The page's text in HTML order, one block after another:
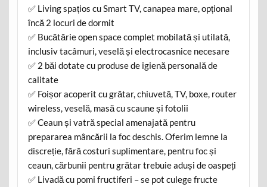
✅ Living spațios cu Smart TV, canapea mare, opțional
încă 2 locuri de dormit
✅ Bucătărie open space complet mobilată și utilată,
inclusiv tacâmuri, veselă și electrocasnice necesare
✅ 2 băi dotate cu produse de igienă personală de
calitate
✅ Foișor acoperit cu grătar, chiuvetă, TV, boxe, router
wireless, veselă, masă cu scaune și fotolii
✅ Ceaun și vatră special amenajată pentru
prepararea mâncării la foc deschis. Oferim lemne la
discreție, fără costuri suplimentare, pentru foc și
ceaun, cărbunii pentru grătar trebuie aduși de oaspeți
✅ Livadă cu pomi fructiferi – se pot culege fructe